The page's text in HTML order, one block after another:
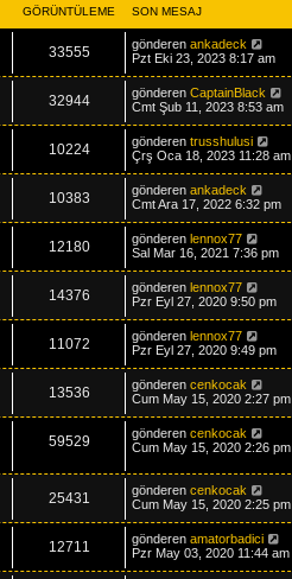
ö
n
ü
ı
g
ö
r
n
t
ü
l
GÖRÜNTÜLEME SON MESAJ
33555 gönderen ankadeck
Pzt Eki 23, 2023 8:17 am
32944 gönderen CaptainBlack
Cmt Şub 11, 2023 8:53 am
10224 gönderen trusshulusi
Çrş Oca 18, 2023 11:28 am
10383 gönderen ankadeck
Cmt Ara 17, 2022 6:32 pm
12180 gönderen lennox77
Sal Mar 16, 2021 7:36 pm
14376 gönderen lennox77
Pzr Eyl 27, 2020 9:50 pm
11072 gönderen lennox77
Pzr Eyl 27, 2020 9:49 pm
13536 gönderen cenkocak
Cum May 15, 2020 2:27 pm
59529 gönderen cenkocak
Cum May 15, 2020 2:26 pm
25431 gönderen cenkocak
Cum May 15, 2020 2:25 pm
12711 gönderen amatorbadici
Pzr May 03, 2020 11:44 am